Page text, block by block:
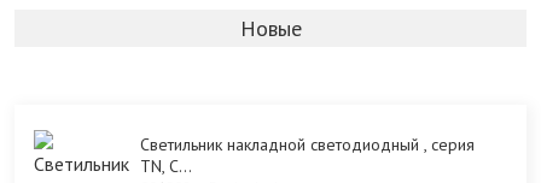
Новые
Светильник накладной светодиодный , серия
TN, С...